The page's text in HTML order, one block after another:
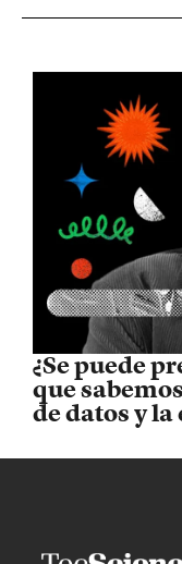
¿Se puede
que
de datos y